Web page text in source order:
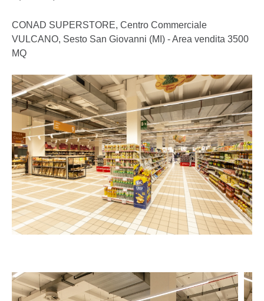
CONAD SUPERSTORE, Centro Commerciale
VULCANO, Sesto San Giovanni (MI) - Area vendita 3500
MQ